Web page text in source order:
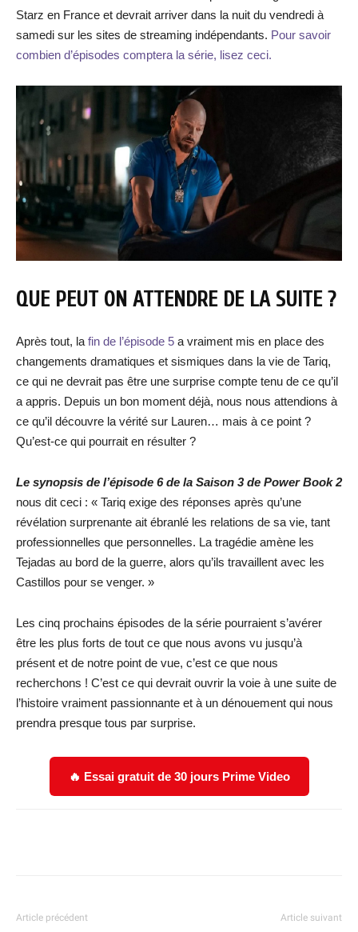
Starz en France et devrait arriver dans la nuit du vendredi à
samedi sur les sites de streaming indépendants. Pour savoir
combien d’épisodes comptera la série, lisez ceci.
QUE PEUT ON ATTENDRE DE LA SUITE ?
Après tout, la fin de l’épisode 5 a vraiment mis en place des
changements dramatiques et sismiques dans la vie de Tariq,
ce qui ne devrait pas être une surprise compte tenu de ce qu’il
a appris. Depuis un bon moment déjà, nous nous attendions à
ce qu’il découvre la vérité sur Lauren… mais à ce point ?
Qu’est-ce qui pourrait en résulter ?
Le synopsis de l’épisode 6 de la Saison 3 de Power Book 2
nous dit ceci : « Tariq exige des réponses après qu’une
révélation surprenante ait ébranlé les relations de sa vie, tant
professionnelles que personnelles. La tragédie amène les
Tejadas au bord de la guerre, alors qu’ils travaillent avec les
Castillos pour se venger. »
Les cinq prochains épisodes de la série pourraient s’avérer
être les plus forts de tout ce que nous avons vu jusqu’à
présent et de notre point de vue, c’est ce que nous
recherchons ! C’est ce qui devrait ouvrir la voie à une suite de
l’histoire vraiment passionnante et à un dénouement qui nous
prendra presque tous par surprise.
🔥 Essai gratuit de 30 jours Prime Video
Article précédent Article suivant